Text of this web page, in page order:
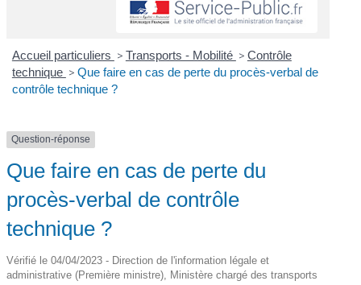
Accueil particuliers > Transports - Mobilité > Contrôle
technique > Que faire en cas de perte du procès-verbal de
contrôle technique ?
Question-réponse
Que faire en cas de perte du
procès-verbal de contrôle
technique ?
Vérifié le 04/04/2023 - Direction de l'information légale et
administrative (Première ministre), Ministère chargé des transports